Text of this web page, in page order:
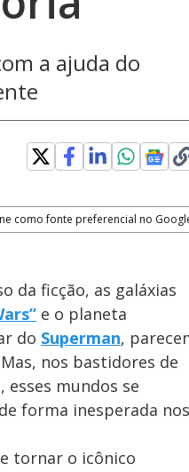
a ajuda do
como fonte preferencial no
da ficção, as galáxias
e o planeta
do Superman,
nos bastidores de
esses mundos se
forma inesperada nos
tornar o icônico